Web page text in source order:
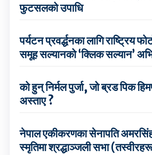
फुटसलको उपाधि
पर्यटन प्रवर्द्धनका लागि राष्ट्रिय
समूह सल्यानको ‘क्लिक सल्यान’
को हुन् निर्मल पुर्जा, जो ब्रड पिक
अस्ताए ?
नेपाल एकीकरणका सेनापति
स्मृतिमा श्रद्धाञ्जली सभा